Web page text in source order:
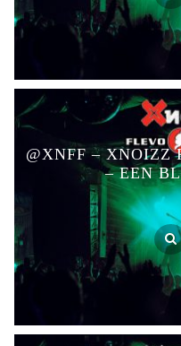
@XNFF – XNOIZZ
– EEN